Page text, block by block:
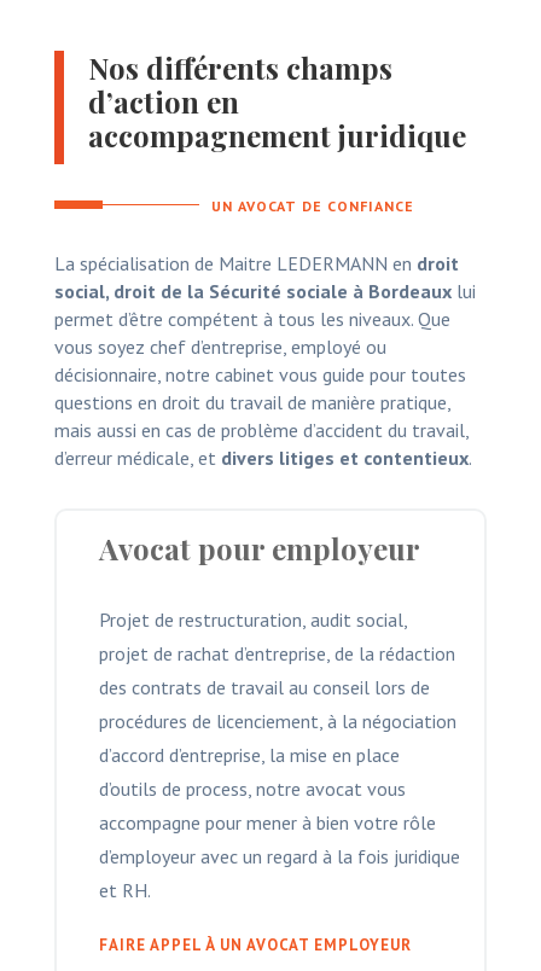
Nos différents champs
d’action en
accompagnement juridique
UN AVOCAT DE CONFIANCE
La spécialisation de Maitre LEDERMANN en droit
social, droit de la Sécurité sociale à Bordeauxlui
permet d’être compétent à tous les niveaux. Que
vous soyez chef d’entreprise, employé ou
décisionnaire, notre cabinet vous guide pour toutes
questions en droit du travail de manière pratique,
mais aussi en cas de problème d’accident du travail,
d’erreur médicale, et divers litiges et contentieux.
Avocat pour employeur
Projet de restructuration, audit social,
projet de rachat d’entreprise, de la rédaction
des contrats de travail au conseil lors de
procédures de licenciement, à la négociation
d’accord d’entreprise, la mise en place
d’outils de process, notre avocat vous
accompagne pour mener à bien votre rôle
d’employeur avec un regard à la fois juridique
et RH.
FAIRE APPEL À UN AVOCAT EMPLOYEUR